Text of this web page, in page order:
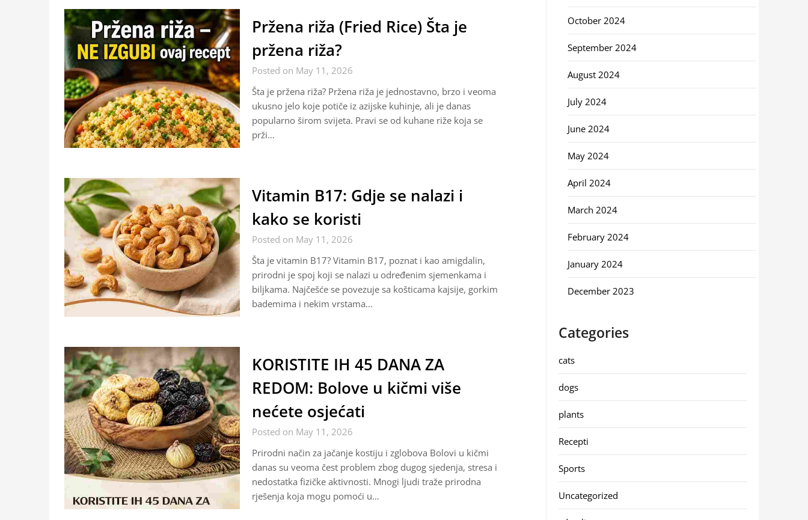
Pržena riža (Fried Rice) Šta je
pržena riža?
Posted on May 11, 2026
Šta je pržena riža? Pržena riža je jednostavno, brzo i veoma
ukusno jelo koje potiče iz azijske kuhinje, ali je danas
popularno širom svijeta. Pravi se od kuhane riže koja se
prži…
Vitamin B17: Gdje se nalazi i
kako se koristi
Posted on May 11, 2026
Šta je vitamin B17? Vitamin B17, poznat i kao amigdalin,
prirodni je spoj koji se nalazi u određenim sjemenkama i
biljkama. Najčešće se povezuje sa košticama kajsije, gorkim
bademima i nekim vrstama…
KORISTITE IH 45 DANA ZA
REDOM: Bolove u kičmi više
nećete osjećati
Posted on May 11, 2026
Prirodni način za jačanje kostiju i zglobova Bolovi u kičmi
danas su veoma čest problem zbog dugog sjedenja, stresa i
nedostatka fizičke aktivnosti. Mnogi ljudi traže prirodna
rješenja koja mogu pomoći u…
October 2024
September 2024
August 2024
July 2024
June 2024
May 2024
April 2024
March 2024
February 2024
January 2024
December 2023
Categories
cats
dogs
plants
Recepti
Sports
Uncategorized